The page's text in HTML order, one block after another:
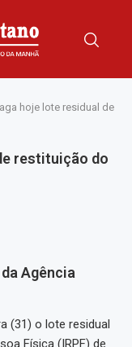
hoje lote residual de
restituição do
Agência
(31) o lote residual
Física (IRPF) de